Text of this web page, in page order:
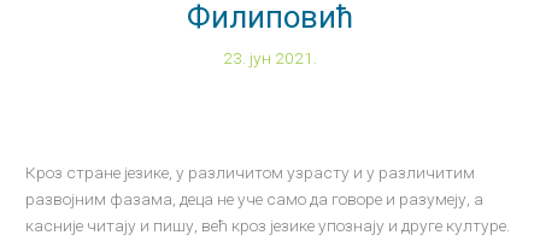
Филиповић
23. јун 2021.
Кроз стране језике, у различитом узрасту и у различитим
развојним фазама, деца не уче само да говоре и разумеју, а
касније читају и пишу, већ кроз језике упознају и друге културе.